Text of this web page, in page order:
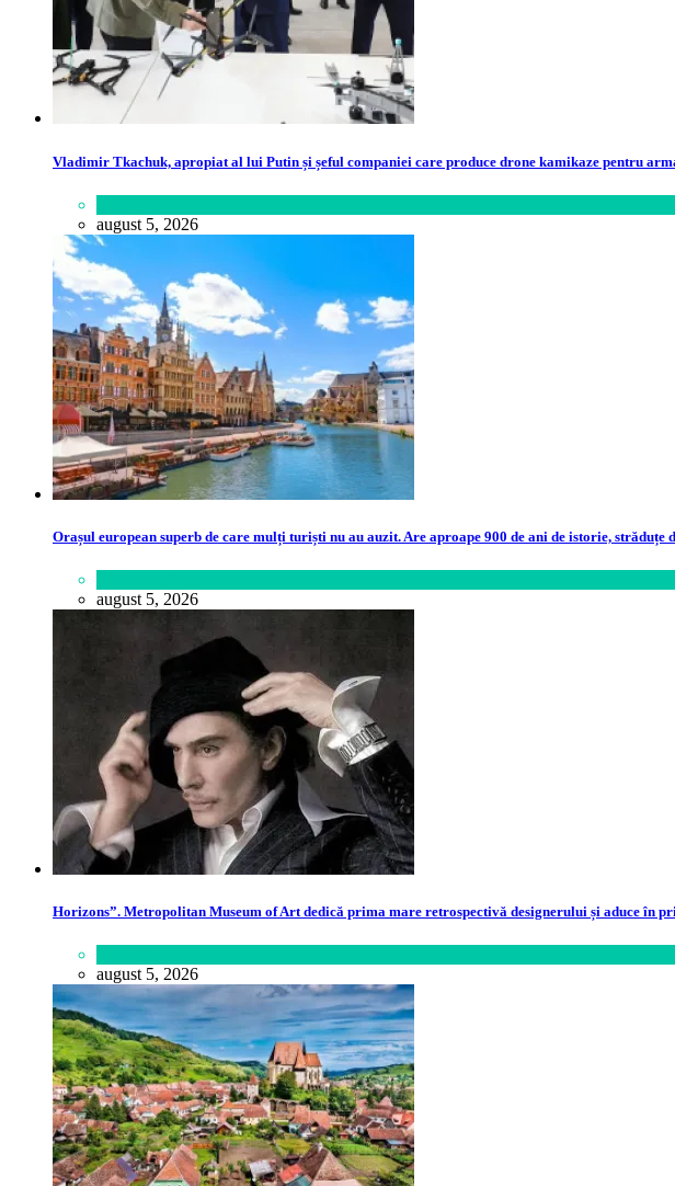
Vladimir Tkachuk, apropiat al lui Putin și șeful companiei care produce drone kamikaze pentru
august 5, 2026
Orașul european superb de care mulți turiști nu au auzit. Are aproape 900 de ani de istorie, străduțe
august 5, 2026
Horizons”. Metropolitan Museum of Art dedică prima mare retrospectivă designerului și aduce în
august 5, 2026